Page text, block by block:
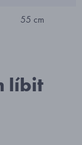
55 cm
líbit